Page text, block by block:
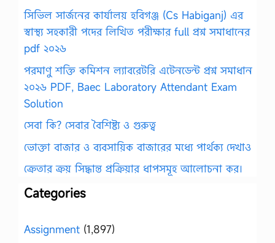
সিভিল সার্জনের কার্যালয় হবিগঞ্জ (Cs Habiganj) এর
স্বাস্থ্য সহকারী পদের লিখিত পরীক্ষার full প্রশ্ন সমাধানের
pdf ২০২৬
পরমাণু শক্তি কমিশন ল্যাবরেটরি এটেনডেন্ট প্রশ্ন সমাধান
২০২৬ PDF, Baec Laboratory Attendant Exam
Solution
সেবা কি? সেবার বৈশিষ্ট্য ও গুরুত্ব
ভোক্তা বাজার ও ব্যবসায়িক বাজারের মধ্যে পার্থক্য দেখাও
ক্রেতার ক্রয় সিদ্ধান্ত প্রক্রিয়ার ধাপসমূহ আলোচনা কর।
Categories
Assignment (1,897)